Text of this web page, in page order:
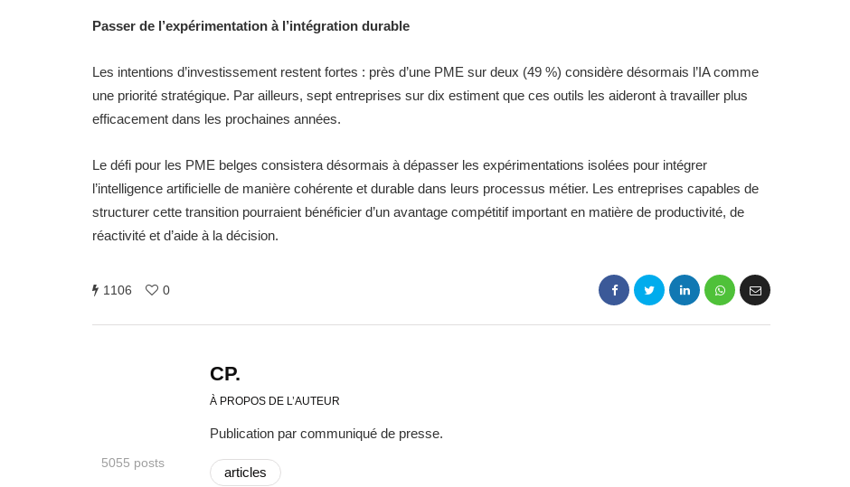
Passer de l’expérimentation à l’intégration durable
Les intentions d’investissement restent fortes : près d’une PME sur deux (49 %) considère désormais l’IA comme
une priorité stratégique. Par ailleurs, sept entreprises sur dix estiment que ces outils les aideront à travailler plus
efficacement dans les prochaines années.
Le défi pour les PME belges consistera désormais à dépasser les expérimentations isolées pour intégrer
l’intelligence artificielle de manière cohérente et durable dans leurs processus métier. Les entreprises capables de
structurer cette transition pourraient bénéficier d’un avantage compétitif important en matière de productivité, de
réactivité et d’aide à la décision.
1106 0
5055 posts
CP.
À PROPOS DE L’AUTEUR
Publication par communiqué de presse.
articles